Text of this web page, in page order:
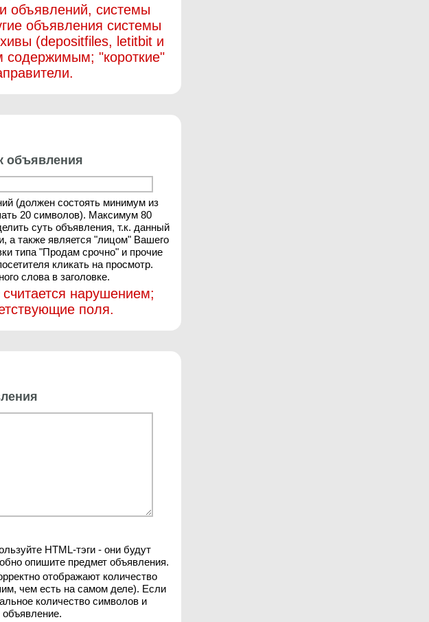
объявлений, системы
объявления системы
(depositfiles, letitbit и
содержимым; "короткие"
объявления
(должен состоять минимум из
20 символов). Максимум 80
суть объявления, т.к. данный
а также является "лицом" Вашего
типа "Продам срочно" и прочие
кликать на просмотр.
слова в заголовке.
нарушением;
поля.
HTML-тэги - они будут
опишите предмет объявления.
отображают количество
чем есть на самом деле). Если
количество символов и
объявление.